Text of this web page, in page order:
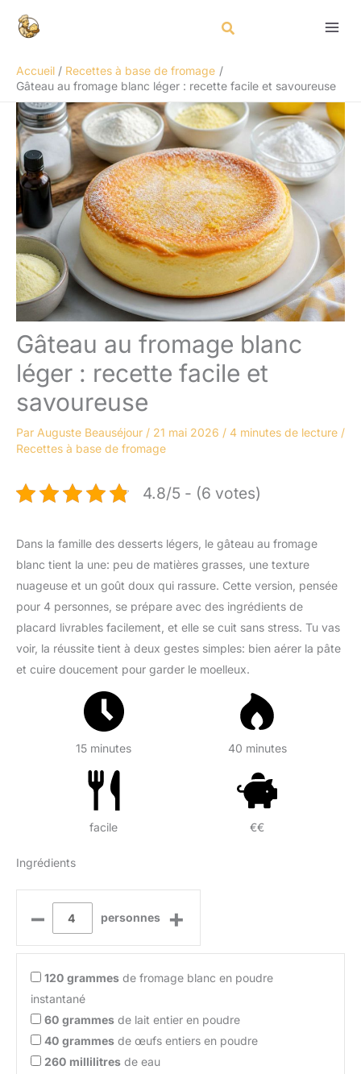
Accueil
Recettes à base de fromage
Gâteau au fromage blanc léger : recette facile et savoureuse
Gâteau au fromage blanc
léger : recette facile et
savoureuse
Par Auguste Beauséjour / 21 mai 2026 / 4 minutes de lecture /
Recettes à base de fromage
4.8/5 - (6 votes)
Dans la famille des desserts légers, le gâteau au fromage
blanc tient la une: peu de matières grasses, une texture
nuageuse et un goût doux qui rassure. Cette version, pensée
pour 4 personnes, se prépare avec des ingrédients de
placard livrables facilement, et elle se cuit sans stress. Tu vas
voir, la réussite tient à deux gestes simples: bien aérer la pâte
et cuire doucement pour garder le moelleux.
15 minutes 40 minutes
facile €€
Ingrédients
– personnes +
120 grammes de fromage blanc en poudre
instantané
60 grammes de lait entier en poudre
40 grammes de œufs entiers en poudre
260 millilitres de eau